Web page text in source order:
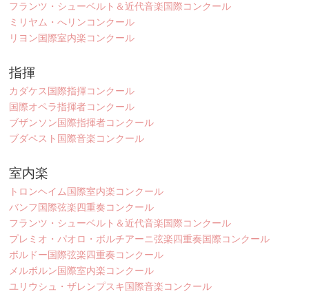
フランツ・シューベルト＆近代音楽国際コンクール
ミリヤム・へリンコンクール
リヨン国際室内楽コンクール
指揮
カダケス国際指揮コンクール
国際オペラ指揮者コンクール
ブザンソン国際指揮者コンクール
ブダペスト国際音楽コンクール
室内楽
トロンヘイム国際室内楽コンクール
バンフ国際弦楽四重奏コンクール
フランツ・シューベルト＆近代音楽国際コンクール
プレミオ・パオロ・ボルチアーニ弦楽四重奏国際コンクール
ボルドー国際弦楽四重奏コンクール
メルボルン国際室内楽コンクール
ユリウシュ・ザレンプスキ国際音楽コンクール